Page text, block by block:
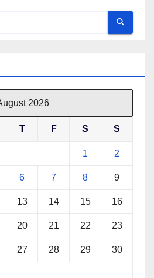
2026
T F S S
1 2
6 7 8 9
13 14 15 16
20 21 22 23
27 28 29 30